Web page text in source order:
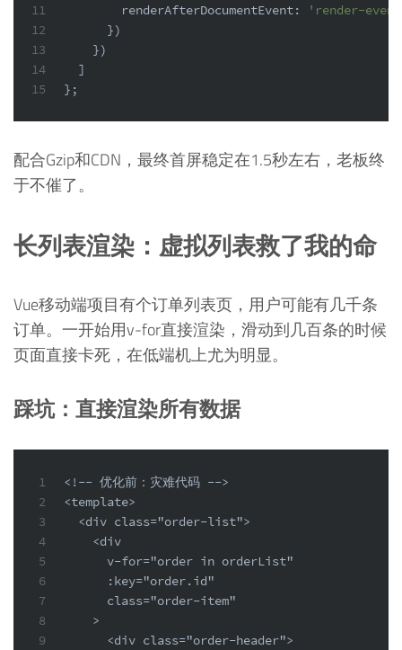
11
12
13
14
15
renderAfterDocumentEvent:
'render-
      })
    })
  ]
};
配合Gzip和CDN，最终首屏稳定在1.5秒左右，老板终
于不催了。
长列表渲染：虚拟列表救了我的命
Vue移动端项目有个订单列表页，用户可能有几千条
订单。一开始用v-for直接渲染，滑动到几百条的时候
页面直接卡死，在低端机上尤为明显。
踩坑：直接渲染所有数据
1
2
3
4
5
6
7
8
9
<!-- 优化前：灾难代码 -->
<template>
  <div class="order-list">
    <div
      v-for="order in orderList"
      :key="order.id"
      class="order-item"
    >
      <div class="order-header">